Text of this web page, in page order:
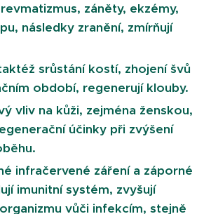
záněty, ekzémy,
následky zranění, zmírňují
srůstání kostí, zhojení švů
období, regenerují klouby.
vliv na kůži, zejména ženskou,
účinky při zvýšení
infračervené záření a záporné
imunitní systém, zvyšují
vůči infekcím, stejně